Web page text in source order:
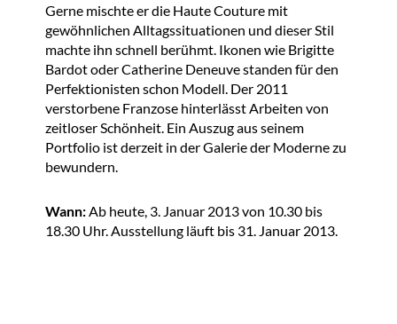
Gerne mischte er die Haute Couture mit
gewöhnlichen Alltagssituationen und dieser Stil
machte ihn schnell berühmt. Ikonen wie Brigitte
Bardot oder Catherine Deneuve standen für den
Perfektionisten schon Modell. Der 2011
verstorbene Franzose hinterlässt Arbeiten von
zeitloser Schönheit. Ein Auszug aus seinem
Portfolio ist derzeit in der Galerie der Moderne zu
bewundern.
Wann:Ab heute, 3. Januar 2013 von 10.30 bis
18.30 Uhr. Ausstellung läuft bis 31. Januar 2013.